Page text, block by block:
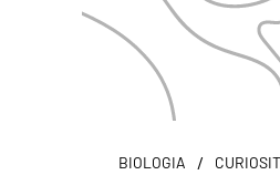
BIOLOGIA /